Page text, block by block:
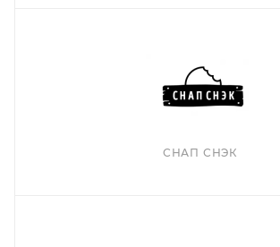
СНАП СНЭК